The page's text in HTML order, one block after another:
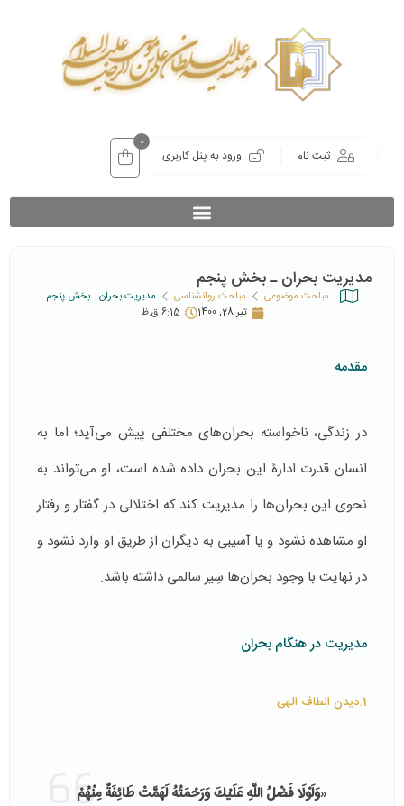
ثبت نام ورود به پنل کاربری
0
مدیریت بحران ـ بخش پنجم
مباحث موضوعی مباحث روانشناسی
مدیریت بحران ـ بخش پنجم
تیر 28, 1400
6:15 ق.ظ
مقدمه
در زندگی، ناخواسته بحران‌های مختلفی پیش می‌آید؛ اما به
انسان قدرت ادارۀ این بحران داده شده است، او می‌تواند به
نحوی این بحران‌ها را مدیریت کند که اختلالی در گفتار و رفتار
او مشاهده نشود و یا آسیبی به دیگران از طریق او وارد نشود و
در نهایت با وجود بحران‌ها سِیر سالمی داشته باشد.
مدیریت در هنگام بحران
1.دیدن الطاف الهی
«وَلَوْلَا فَضْلُ اللَّهِ عَلَيْكَ وَرَحْمَتُهُ لَهَمَّتْ طَائِفَةٌ مِنْهُمْ